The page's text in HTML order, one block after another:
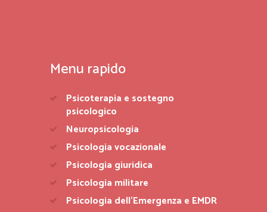
Menu rapido
Psicoterapia e sostegno
psicologico
Neuropsicologia
Psicologia vocazionale
Psicologia giuridica
Psicologia militare
Psicologia dell’Emergenza e EMDR